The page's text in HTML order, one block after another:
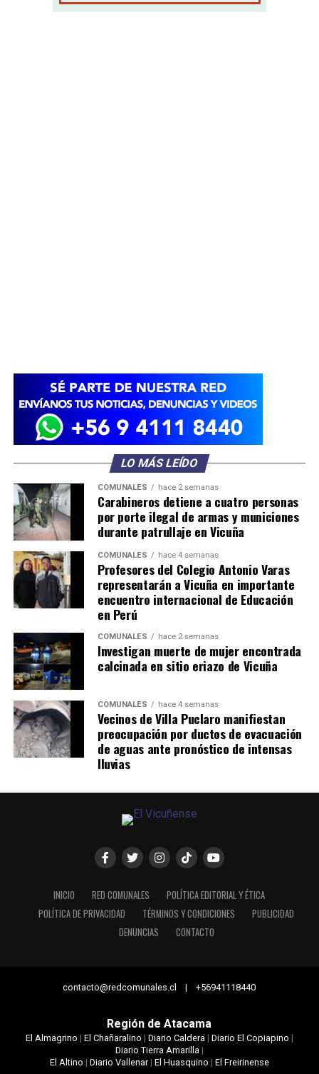
LO MÁS LEÍDO
COMUNALES hace 2 semanas
Carabineros detiene a cuatro personas
por porte ilegal de armas y municiones
durante patrullaje en Vicuña
COMUNALES hace 4 semanas
Profesores del Colegio Antonio Varas
representarán a Vicuña en importante
encuentro internacional de Educación
en Perú
COMUNALES hace 2 semanas
Investigan muerte de mujer encontrada
calcinada en sitio eriazo de Vicuña
COMUNALES hace 4 semanas
Vecinos de Villa Puclaro manifiestan
preocupación por ductos de evacuación
de aguas ante pronóstico de intensas
lluvias
INICIO RED COMUNALES
POLÍTICA EDITORIAL Y ÉTICA
POLÍTICA DE PRIVACIDAD
TÉRMINOS Y CONDICIONES
PUBLICIDAD
DENUNCIAS
CONTACTO
contacto@redcomunales.cl | +56941118440
Región de Atacama
El Almagrino | El Chañaralino | Diario Caldera | Diario El Copiapino |
Diario Tierra Amarilla |
El Altino | Diario Vallenar| El Huasquino | El Freirinense